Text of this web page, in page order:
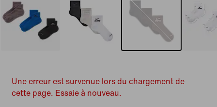
Une erreur est survenue lors du chargement de
cette page. Essaie à nouveau.